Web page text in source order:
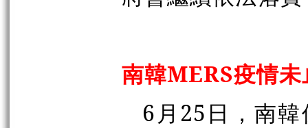
南韓MERS疫情未
6月25日，南韓